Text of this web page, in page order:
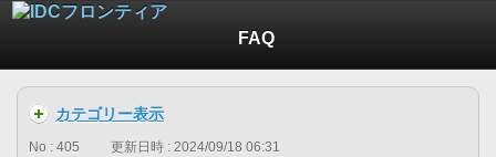
FAQ
カテゴリー表示
No : 405 更新日時 : 2024/09/18 06:31